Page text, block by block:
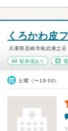
くろかわ皮
兵庫県尼崎市南武庫之荘
駐車場あり
土曜（〜19:00）